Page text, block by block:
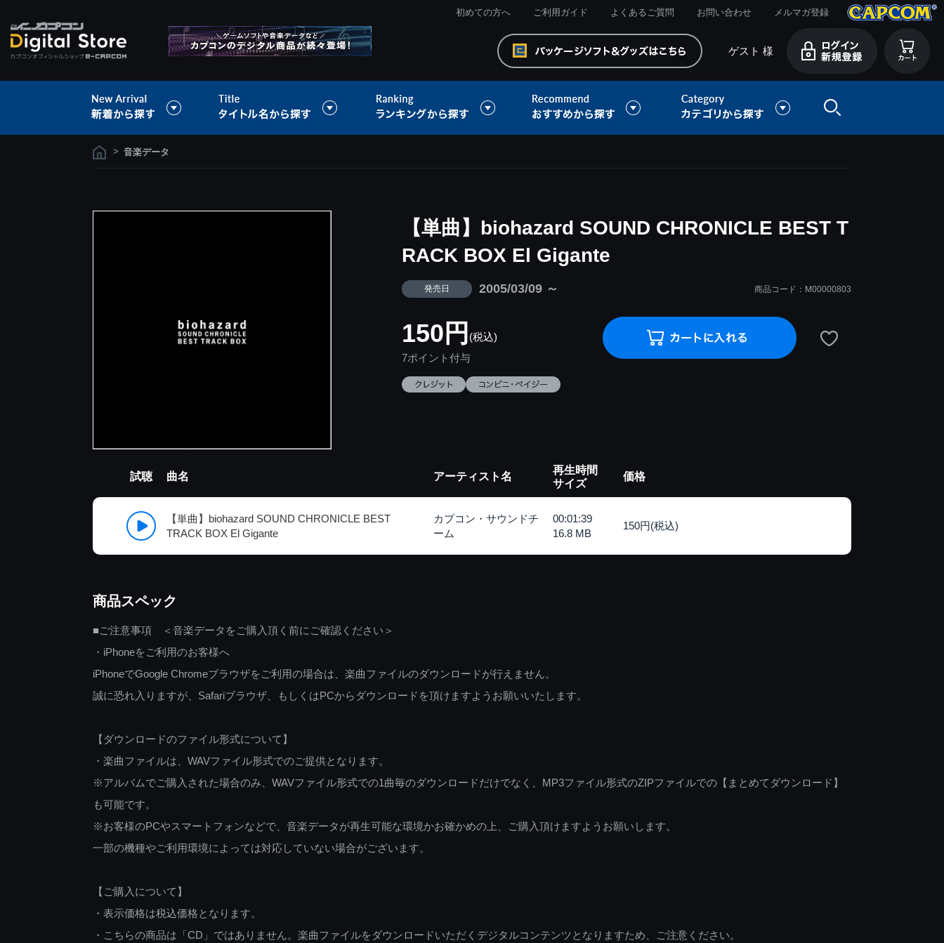
初めての方へ ご利用ガイド よくあるご質問 お問い合わせ メルマガ登録
ゲスト 様
> 音楽データ
【単曲】biohazard SOUND CHRONICLE BEST T
RACK BOX El Gigante
発売日 2005/03/09 ～ 商品コード：M00000803
150円 (税込)
7ポイント付与
試聴 曲名 アーティスト名
再生時間
サイズ
価格
【単曲】biohazard SOUND CHRONICLE BEST
TRACK BOX El Gigante
カプコン・サウンドチ
ーム
00:01:39
16.8 MB
150円(税込)
商品スペック
■ご注意事項 ＜音楽データをご購入頂く前にご確認ください＞
・iPhoneをご利用のお客様へ
iPhoneでGoogle Chromeブラウザをご利用の場合は、楽曲ファイルのダウンロードが行えません。
誠に恐れ入りますが、Safariブラウザ、もしくはPCからダウンロードを頂けますようお願いいたします。
【ダウンロードのファイル形式について】
・楽曲ファイルは、WAVファイル形式でのご提供となります。
※アルバムでご購入された場合のみ、WAVファイル形式での1曲毎のダウンロードだけでなく、MP3ファイル形式のZIPファイルでの【まとめてダウンロード】
も可能です。
※お客様のPCやスマートフォンなどで、音楽データが再生可能な環境かお確かめの上、ご購入頂けますようお願いします。
一部の機種やご利用環境によっては対応していない場合がございます。
【ご購入について】
・表示価格は税込価格となります。
・こちらの商品は「CD」ではありません。楽曲ファイルをダウンロードいただくデジタルコンテンツとなりますため、ご注意ください。